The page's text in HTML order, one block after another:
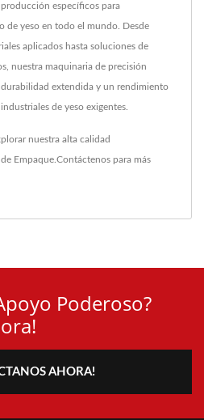
específicos para
de yeso en todo el mundo. Desde
aplicados hasta soluciones de
nuestra maquinaria de precisión
extendida y un rendimiento
de yeso exigentes.
nuestra alta calidad
Empaque Contáctenos para más
Poderoso?
AHORA!